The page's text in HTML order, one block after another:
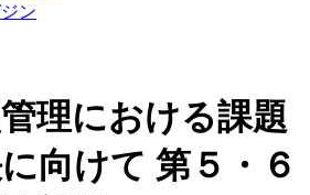
ン
理における課題
向けて 第５・６